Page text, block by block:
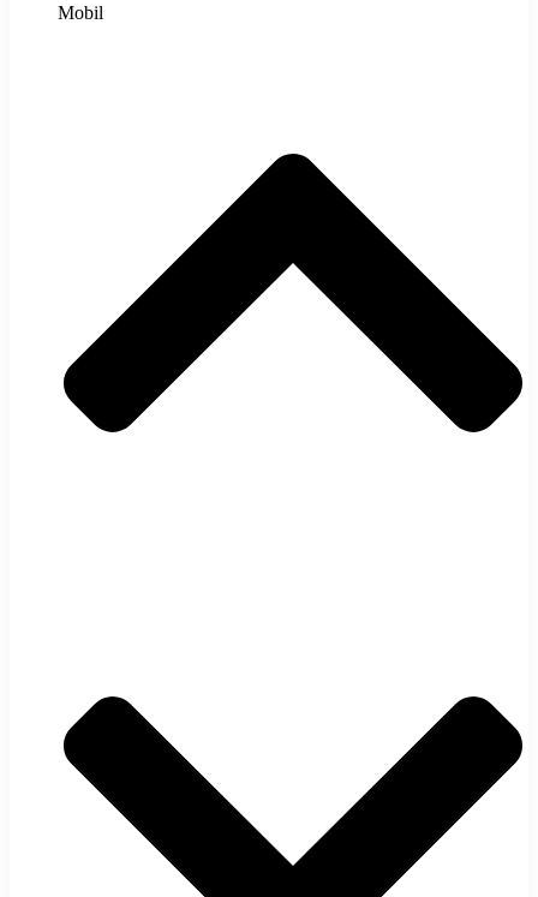
Mobil